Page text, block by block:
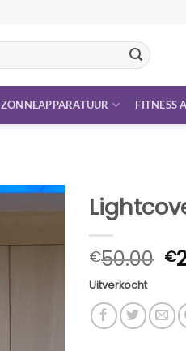
ZONNEAPPARATUUR FITNESS
€50.00 €
Uitverkocht